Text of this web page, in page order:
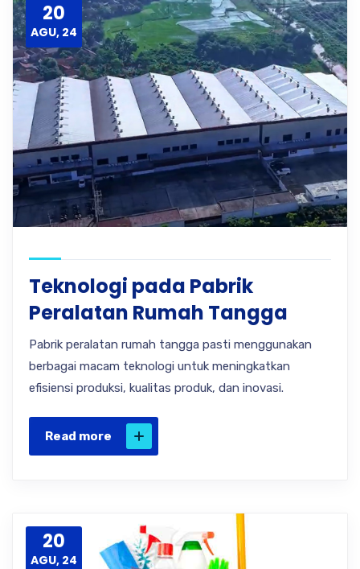
20
AGU, 24
Teknologi pada Pabrik
Peralatan Rumah Tangga
Pabrik peralatan rumah tangga pasti menggunakan
berbagai macam teknologi untuk meningkatkan
efisiensi produksi, kualitas produk, dan inovasi.
Read more
20
AGU, 24